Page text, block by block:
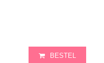
BESTEL